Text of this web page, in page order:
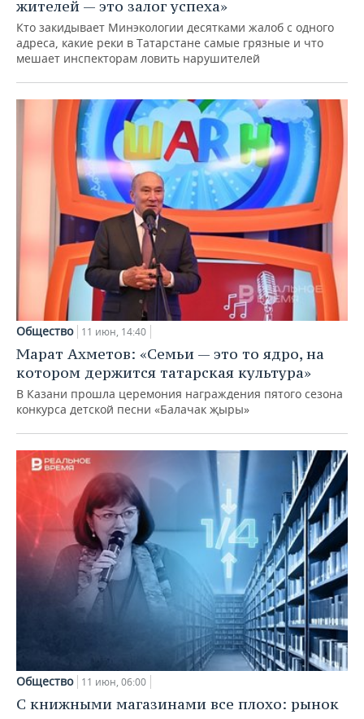
ХОККЕЙ С МЯЧОМ
ПРОИСШЕСТВИЯ
жителей — это залог успеха»
Кто закидывает Минэкологии десятками жалоб с одного
адреса, какие реки в Татарстане самые грязные и что
мешает инспекторам ловить нарушителей
Общество 11 июн, 14:40
Марат Ахметов: «Семьи — это то ядро, на
котором держится татарская культура»
В Казани прошла церемония награждения пятого сезона
конкурса детской песни «Балачак җыры»
Общество 11 июн, 06:00
С книжными магазинами все плохо: рынок